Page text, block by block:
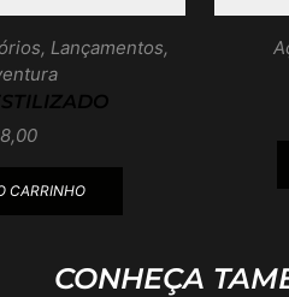
, Lançamentos,
CARRINHO
CONHEÇA